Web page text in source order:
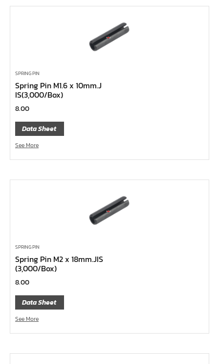
หน้าแปลนเหล็กบอด JEF 150P RF ชุบกัลวาไนซ์
หน้าแปลนเชื่อมเหล็กบอด JEF 150P RF
หน้าแปลนเชื่อมเหล็ก JEF 150P RF ชุบกัลวาไนซ์
หน้าแปลนเชื่อมเหล็ก JEF 300P RF
ประแจตะขอ
คีมตัดสายเคเบิ้ล
คีมย้ำสายไฟ
คีมล๊อค
คีมหนีบ-ถ่างแหวน
คีมปากแหลม
บ๊อกซ์เดือยโผล่ Z-Series หกเหลี่ยม,ท๊อกซ์ ขนาด 1/4",
3/8", 1/2"
ด้ามฟรี, ด้ามบ๊อกซ์ Z-Series ขนาด 1/4", 3/8", 1/2"
ลูกบ๊อกซ์ สั้น, ยาว Koken Z-Series ขนาด 1/4", 3/8", 1/2"
ข้อต่อ Z-Series ขนาด 1/4", 3/8", 1/2"
ซ็อกเก็ต Z-Series
ลูกบ๊อกซ์ การบิน
ไขควงตอก
SPRING PIN
Spring Pin M1.6 x 10mm.J
IS(3,000/Box)
8.00
Data Sheet
See More
SPRING PIN
Spring Pin M2 x 18mm.JIS
(3,000/Box)
8.00
Data Sheet
See More